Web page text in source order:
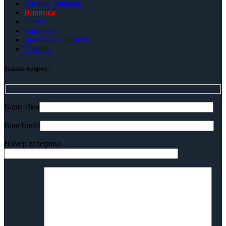
Каталог товаров
Новинки
О Нас
Контакты
Доставка и Оплата
Отзывы
Задать вопрос:
Ваше Имя
Ваш Email
Номер телефона